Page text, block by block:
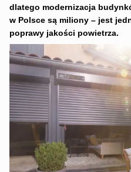
dlatego modernizacja
w Polsce są miliony – jest
poprawy jakości powietrza.